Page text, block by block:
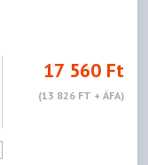
17 560 Ft
(13 826 FT + ÁFA)